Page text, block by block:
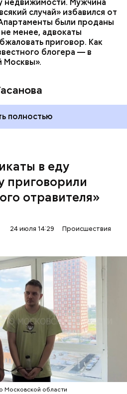
недвижимости. Мужчина
случай» избавился от
были проданы
не менее, адвокаты
приговор. Как
блогера — в
Москвы».
полностью
в еду
приговорили
отравителя»
24 июля 14:29 Происшествия
области
двое супругов
с жалобами на
не смогли поставить
чего анализы
на экспертизу. В них
сильнодействующий
не мог попасть в
То же самое вещество
квартиры пострадавших.
по Московской области
В квартире потерпевших
ела его младшая сестра.
Миссюра заявил, что ранее
РОДИТЕЛИ
ЭКСПЕРТИЗЫ